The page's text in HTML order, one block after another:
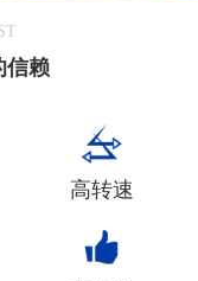
信赖
高转速